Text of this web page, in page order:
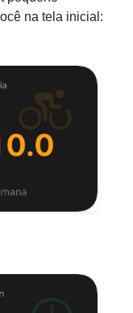
na tela inicial: